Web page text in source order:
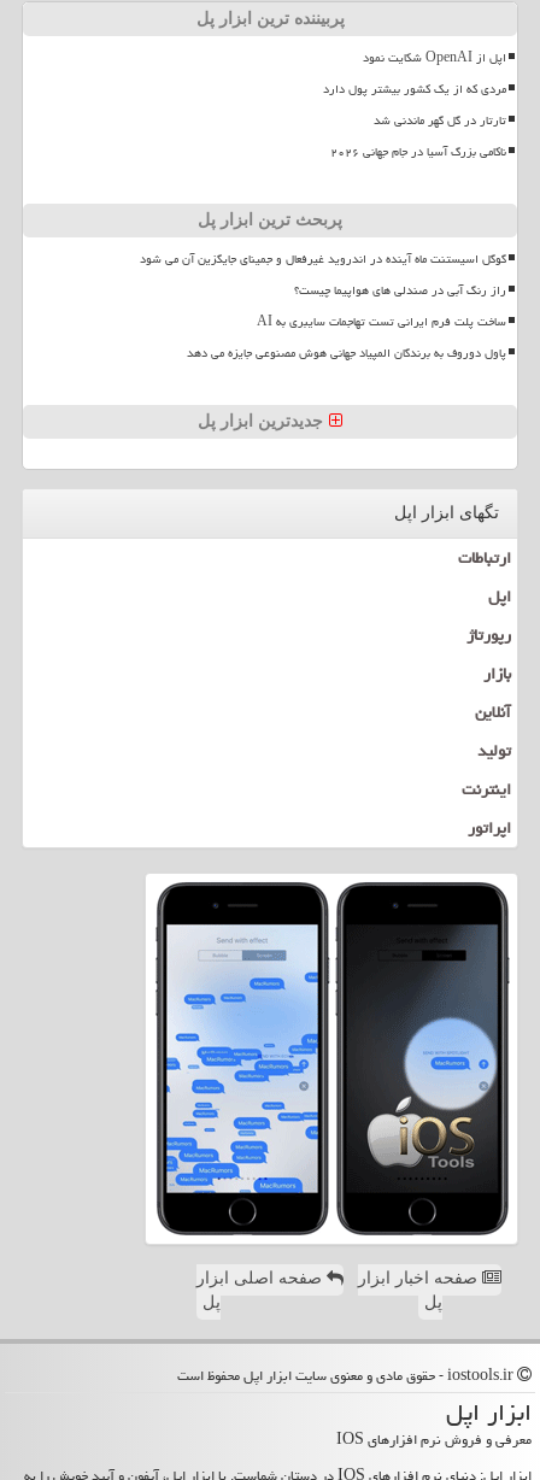
پربیننده ترین ابزار پل
اپل از OpenAI شکایت نمود
مردی که از یک کشور بیشتر پول دارد
تارتار در گل گهر ماندنی شد
ناکامی بزرگ آسیا در جام جهانی ۲۰۲۶
پربحث ترین ابزار پل
گوگل اسیستنت ماه آینده در اندروید غیرفعال و جمینای جایگزین آن می شود
راز رنگ آبی در صندلی های هواپیما چیست؟
ساخت پلت فرم ایرانی تست تهاجمات سایبری به AI
پاول دوروف به برندگان المپیاد جهانی هوش مصنوعی جایزه می دهد
جدیدترین ابزار پل
تگهای ابزار اپل
ارتباطات
اپل
رپورتاژ
بازار
آنلاین
تولید
اینترنت
اپراتور
صفحه اخبار ابزار
پل
صفحه اصلی ابزار
پل
ابزار اپل
معرفی و فروش نرم افزارهای IOS